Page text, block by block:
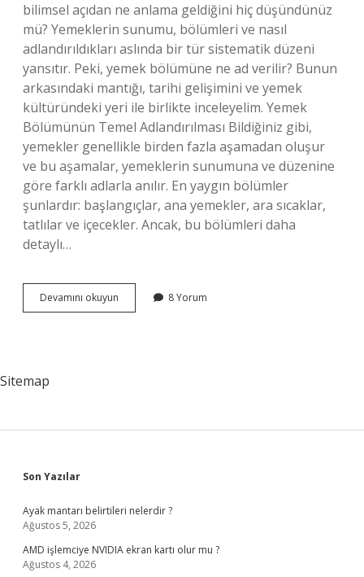
bilimsel açıdan ne anlama geldiğini hiç düşündünüz
mü? Yemeklerin sunumu, bölümleri ve nasıl
adlandırıldıkları aslında bir tür sistematik düzeni
yansıtır. Peki, yemek bölümüne ne ad verilir? Bunun
arkasındaki mantığı, tarihi gelişimini ve yemek
kültüründeki yeri ile birlikte inceleyelim. Yemek
Bölümünün Temel Adlandırılması Bildiğiniz gibi,
yemekler genellikle birden fazla aşamadan oluşur
ve bu aşamalar, yemeklerin sunumuna ve düzenine
göre farklı adlarla anılır. En yaygın bölümler
şunlardır: başlangıçlar, ana yemekler, ara sıcaklar,
tatlılar ve içecekler. Ancak, bu bölümleri daha
detaylı…
Devamını okuyun
bölümüne
8 Yorum
Sitemap
Sidebar
Son Yazılar
Ayak mantarı belirtileri nelerdir ?
Ağustos 5, 2026
AMD işlemciye NVIDIA ekran kartı olur mu ?
Ağustos 4, 2026